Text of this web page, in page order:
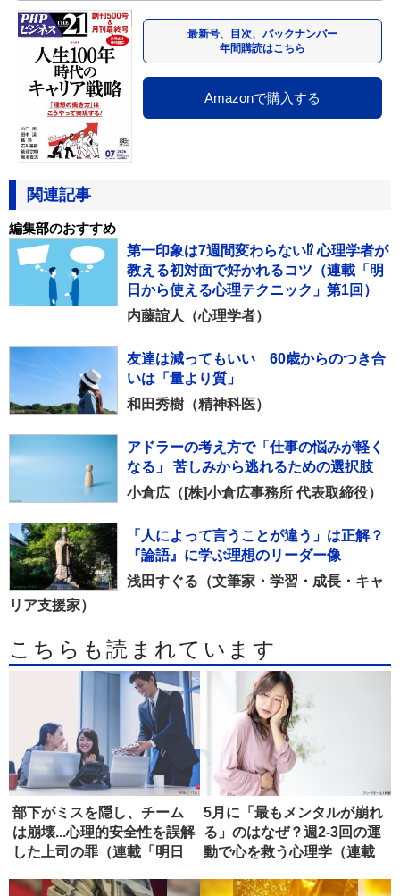
最新号、目次、バックナンバー
年間購読はこちら
Amazonで購入する
関連記事
編集部のおすすめ
第一印象は7週間変わらない⁉ 心理学者が
教える初対面で好かれるコツ（連載「明
日から使える心理テクニック」第1回）
内藤誼人（心理学者）
友達は減ってもいい 60歳からのつき合
いは「量より質」
和田秀樹（精神科医）
アドラーの考え方で「仕事の悩みが軽く
なる」 苦しみから逃れるための選択肢
小倉広（[株]小倉広事務所 代表取締役）
「人によって言うことが違う」は正解？
『論語』に学ぶ理想のリーダー像
浅田すぐる（文筆家・学習・成長・キャ
リア支援家）
こちらも読まれています
部下がミスを隠し、チーム
は崩壊...心理的安全性を誤解
した上司の罪（連載「明日
5月に「最もメンタルが崩れ
る」のはなぜ？週2-3回の運
動で心を救う心理学（連載